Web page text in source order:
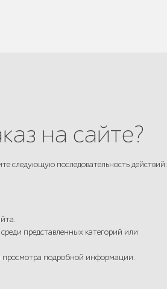
на сайте?
следующую последовательность действий:
представленных категорий или
просмотра подробной информации.